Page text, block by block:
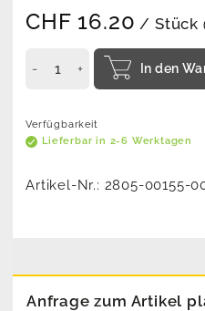
CHF 16.20 / Stück
In den
Verfügbarkeit
Lieferbar in 2-6 Werktagen
Artikel-Nr.: 2805-00155-
Anfrage zum Artikel